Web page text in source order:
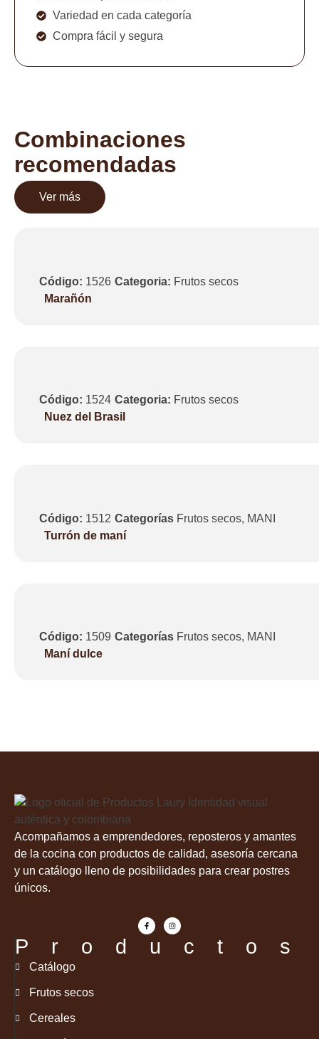
Variedad en cada categoría
Compra fácil y segura
Combinaciones
recomendadas
Ver más
Código: 1526 Categoria: Frutos secos
Marañón
Código: 1524 Categoria: Frutos secos
Nuez del Brasil
Código: 1512 Categorías Frutos secos, MANI
Turrón de maní
Código: 1509 Categorías Frutos secos, MANI
Maní dulce
Acompañamos a emprendedores, reposteros y amantes
de la cocina con productos de calidad, asesoría cercana
y un catálogo lleno de posibilidades para crear postres
únicos.
Productos
Catálogo
Frutos secos
Cereales